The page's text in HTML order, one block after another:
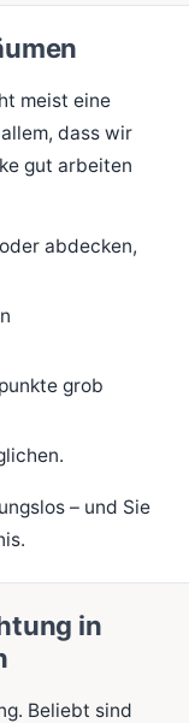
meist eine
dass wir
gut arbeiten
abdecken,
grob
– und Sie
in
Beliebt sind